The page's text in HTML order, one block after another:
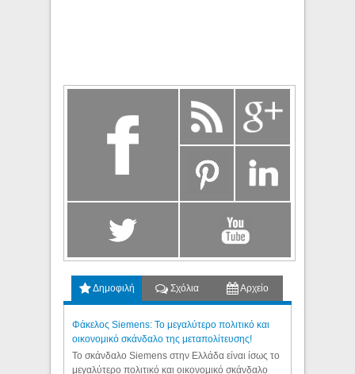
Δημοφιλή Σχόλια Αρχείο
Φάκελος Siemens: Το μεγαλύτερο πολιτικό και
οικονομικό σκάνδαλο της μεταπολίτευσης!
Το σκάνδαλο Siemens στην Ελλάδα είναι ίσως το
μεγαλύτερο πολιτικό και οικονομικό σκάνδαλο